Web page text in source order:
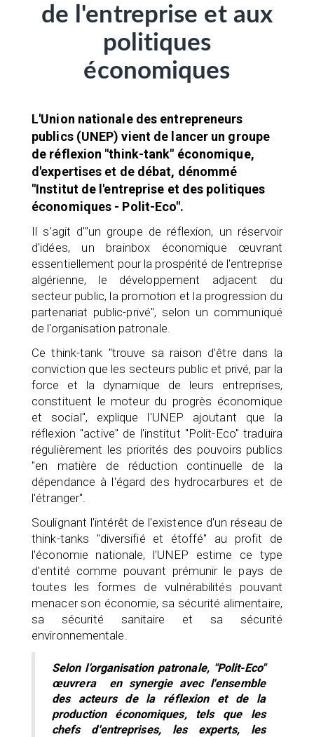
de l'entreprise et aux
politiques
économiques
L'Union nationale des entrepreneurs
publics (UNEP) vient de lancer un groupe
de réflexion "think-tank" économique,
d'expertises et de débat, dénommé
"Institut de l'entreprise et des politiques
économiques - Polit-Eco".
Il s'agit d'"un groupe de réflexion, un réservoir
d'idées, un brainbox économique œuvrant
essentiellement pour la prospérité de l'entreprise
algérienne, le développement adjacent du
secteur public, la promotion et la progression du
partenariat public-privé", selon un communiqué
de l'organisation patronale.
Ce think-tank "trouve sa raison d'être dans la
conviction que les secteurs public et privé, par la
force et la dynamique de leurs entreprises,
constituent le moteur du progrès économique
et social", explique l'UNEP ajoutant que la
réflexion "active" de l'institut "Polit-Eco" traduira
régulièrement les priorités des pouvoirs publics
"en matière de réduction continuelle de la
dépendance à l'égard des hydrocarbures et de
l'étranger".
Soulignant l'intérêt de l'existence d'un réseau de
think-tanks "diversifié et étoffé" au profit de
l'économie nationale, l'UNEP estime ce type
d'entité comme pouvant prémunir le pays de
toutes les formes de vulnérabilités pouvant
menacer son économie, sa sécurité alimentaire,
sa sécurité sanitaire et sa sécurité
environnementale.
Selon l'organisation patronale, "Polit-Eco"
œuvrera en synergie avec l'ensemble
des acteurs de la réflexion et de la
production économiques, tels que les
chefs d'entreprises, les experts, les